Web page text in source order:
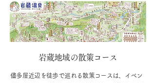
岩蔵地域の散策コース
儘多屋近辺を徒歩で巡れる散策コースは、イベン